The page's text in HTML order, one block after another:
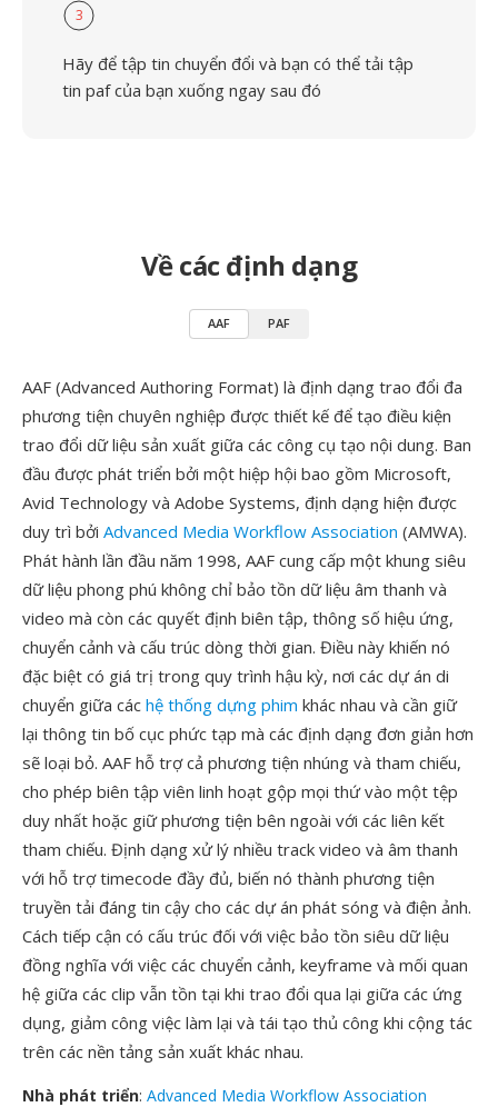
3
Hãy để tập tin chuyển đổi và bạn có thể tải tập
tin paf của bạn xuống ngay sau đó
Về các định dạng
AAF PAF
AAF (Advanced Authoring Format) là định dạng trao đổi đa
phương tiện chuyên nghiệp được thiết kế để tạo điều kiện
trao đổi dữ liệu sản xuất giữa các công cụ tạo nội dung. Ban
đầu được phát triển bởi một hiệp hội bao gồm Microsoft,
Avid Technology và Adobe Systems, định dạng hiện được
duy trì bởi Advanced Media Workflow Association (AMWA).
Phát hành lần đầu năm 1998, AAF cung cấp một khung siêu
dữ liệu phong phú không chỉ bảo tồn dữ liệu âm thanh và
video mà còn các quyết định biên tập, thông số hiệu ứng,
chuyển cảnh và cấu trúc dòng thời gian. Điều này khiến nó
đặc biệt có giá trị trong quy trình hậu kỳ, nơi các dự án di
chuyển giữa các hệ thống dựng phim khác nhau và cần giữ
lại thông tin bố cục phức tạp mà các định dạng đơn giản hơn
sẽ loại bỏ. AAF hỗ trợ cả phương tiện nhúng và tham chiếu,
cho phép biên tập viên linh hoạt gộp mọi thứ vào một tệp
duy nhất hoặc giữ phương tiện bên ngoài với các liên kết
tham chiếu. Định dạng xử lý nhiều track video và âm thanh
với hỗ trợ timecode đầy đủ, biến nó thành phương tiện
truyền tải đáng tin cậy cho các dự án phát sóng và điện ảnh.
Cách tiếp cận có cấu trúc đối với việc bảo tồn siêu dữ liệu
đồng nghĩa với việc các chuyển cảnh, keyframe và mối quan
hệ giữa các clip vẫn tồn tại khi trao đổi qua lại giữa các ứng
dụng, giảm công việc làm lại và tái tạo thủ công khi cộng tác
trên các nền tảng sản xuất khác nhau.
Nhà phát triển: Advanced Media Workflow Association